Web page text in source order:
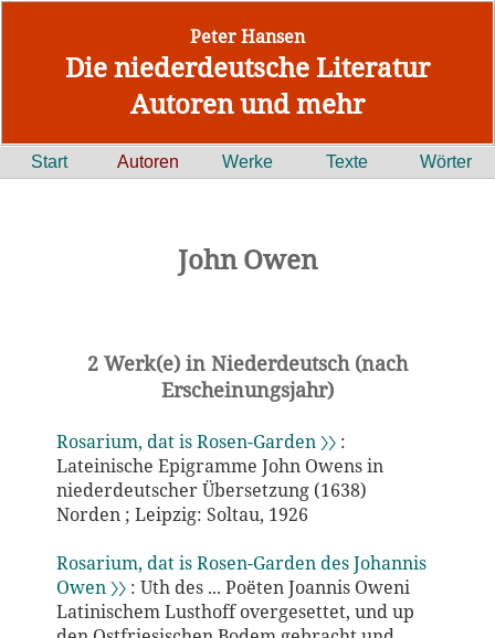
Peter Hansen
Die niederdeutsche Literatur
Autoren und mehr
Start Autoren Werke Texte Wörter
John Owen
2 Werk(e) in Niederdeutsch (nach
Erscheinungsjahr)
Rosarium, dat is Rosen-Garden 〉〉:
Lateinische Epigramme John Owens in
niederdeutscher Übersetzung (1638)
Norden ; Leipzig: Soltau, 1926
Rosarium, dat is Rosen-Garden des Johannis
Owen 〉〉: Uth des ... Poëten Joannis Oweni
Latinischem Lusthoff overgesettet, und up